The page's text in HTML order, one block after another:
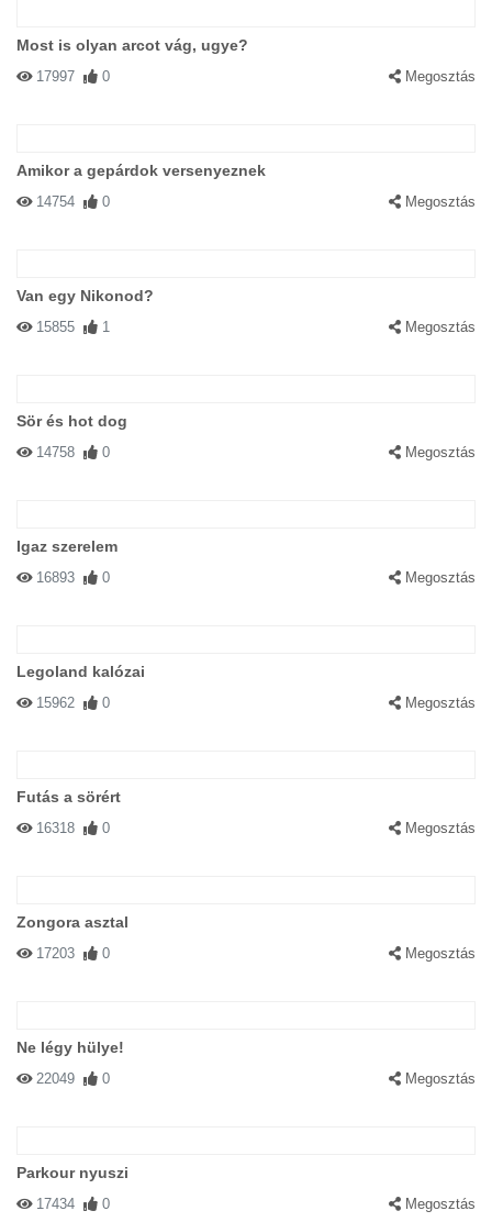
Most is olyan arcot vág, ugye?
17997 0 Megosztás
Amikor a gepárdok versenyeznek
14754 0 Megosztás
Van egy Nikonod?
15855 1 Megosztás
Sör és hot dog
14758 0 Megosztás
Igaz szerelem
16893 0 Megosztás
Legoland kalózai
15962 0 Megosztás
Futás a sörért
16318 0 Megosztás
Zongora asztal
17203 0 Megosztás
Ne légy hülye!
22049 0 Megosztás
Parkour nyuszi
17434 0 Megosztás